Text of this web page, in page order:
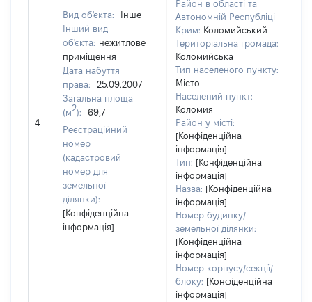
4
Вид об'єкта:
Інше
Інший вид
об'єкта: нежитлове
приміщення
Дата набуття
права:
25.09.2007
Загальна площа
(м2):
69,7
Реєстраційний
номер
(кадастровий
номер для
земельної
ділянки):
[Конфіденційна
інформація]
Район в області та
Автономній Республіці
Крим: Коломийський
Територіальна громада:
Коломийська
Тип населеного пункту:
Місто
Населений пункт:
Коломия
Район у місті:
[Конфіденційна
інформація]
Тип: [Конфіденційна
інформація]
Назва: [Конфіденційна
інформація]
Номер будинку/
земельної ділянки:
[Конфіденційна
інформація]
Номер корпусу/секції/
блоку: [Конфіденційна
інформація]